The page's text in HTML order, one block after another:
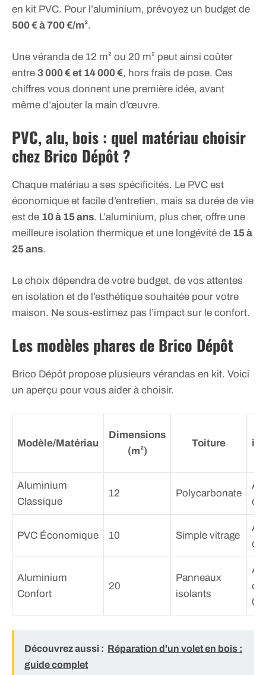
en kit PVC. Pour l’aluminium, prévoyez un budget de
500 € à 700 €/m².
Une véranda de 12 m² ou 20 m² peut ainsi coûter
entre 3 000 € et 14 000 €, hors frais de pose. Ces
chiffres vous donnent une première idée, avant
même d’ajouter la main d’œuvre.
PVC, alu, bois : quel matériau choisir
chez Brico Dépôt ?
Chaque matériau a ses spécificités. Le PVC est
économique et facile d’entretien, mais sa durée de vie
est de 10 à 15 ans. L’aluminium, plus cher, offre une
meilleure isolation thermique et une longévité de 15 à
25 ans.
Le choix dépendra de votre budget, de vos attentes
en isolation et de l’esthétique souhaitée pour votre
maison. Ne sous-estimez pas l’impact sur le confort.
Les modèles phares de Brico Dépôt
Brico Dépôt propose plusieurs vérandas en kit. Voici
un aperçu pour vous aider à choisir.
Modèle/Matériau
Dimensions
(m²)
Toiture
Aluminium
Classique
12 Polycarbonate
À
de
PVC Économique 10 Simple vitrage
À
de
Aluminium
Confort
20
Panneaux
isolants
À
de
Découvrez aussi : Réparation d'un volet en bois :
guide complet